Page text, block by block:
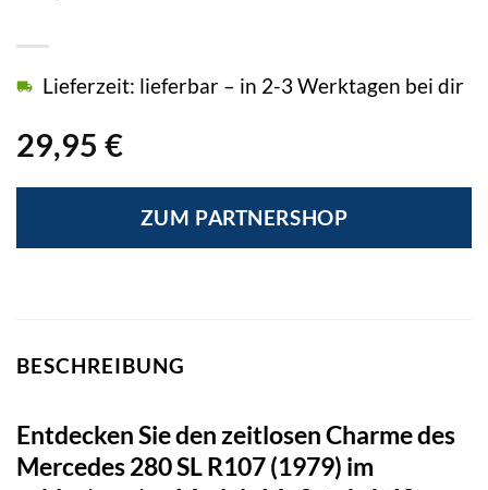
29,95 €
Lieferzeit: lieferbar – in 2-3 Werktagen bei dir
ZUM PARTNERSHOP
BESCHREIBUNG
Entdecken Sie den zeitlosen Charme des
Mercedes 280 SL R107 (1979) im